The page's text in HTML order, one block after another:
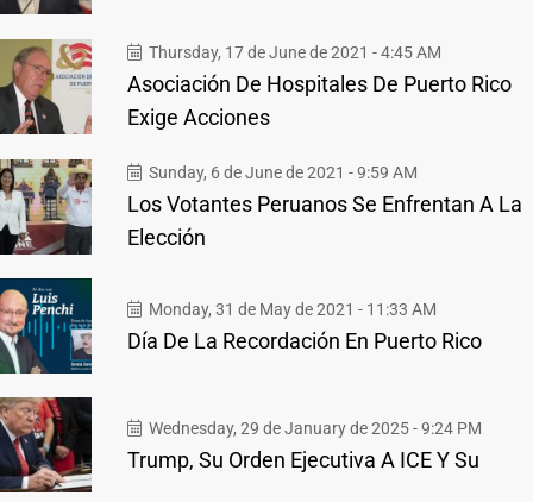
Thursday, 17 de June de 2021 - 4:45 AM
Asociación De Hospitales De Puerto Rico
Exige Acciones
Sunday, 6 de June de 2021 - 9:59 AM
Los Votantes Peruanos Se Enfrentan A La
Elección
Monday, 31 de May de 2021 - 11:33 AM
Día De La Recordación En Puerto Rico
Wednesday, 29 de January de 2025 - 9:24 PM
Trump, Su Orden Ejecutiva A ICE Y Su